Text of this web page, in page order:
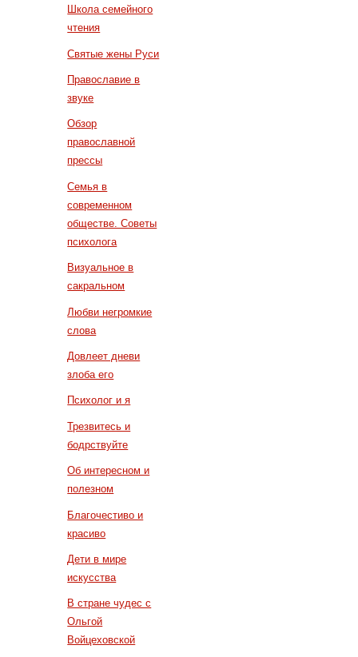
Школа семейного
чтения
Святые жены Руси
Православие в
звуке
Обзор
православной
прессы
Семья в
современном
обществе. Советы
психолога
Визуальное в
сакральном
Любви негромкие
слова
Довлеет дневи
злоба его
Психолог и я
Трезвитесь и
бодрствуйте
Об интересном и
полезном
Благочестиво и
красиво
Дети в мире
искусства
В стране чудес с
Ольгой
Войцеховской